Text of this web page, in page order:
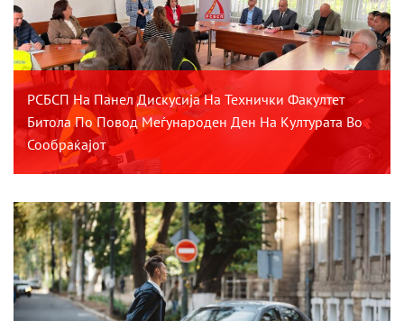
РСБСП На Панел Дискусија На Технички Факултет
Битола По Повод Меѓународен Ден На Културата Во
Сообраќајот